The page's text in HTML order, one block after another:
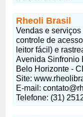
Rheoli Brasil
Vendas e
controle de
leitor fácil) e
Avenida Sinfronio
Belo Horizonte -
Site:
E-mail:
Telefone: (31)